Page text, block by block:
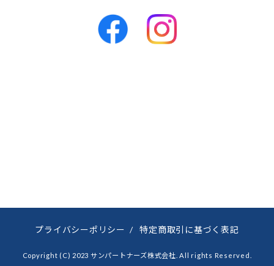
プライバシーポリシー / 特定商取引に基づく表記
Copyright (C) 2023 サンパートナーズ株式会社. All rights Reserved.